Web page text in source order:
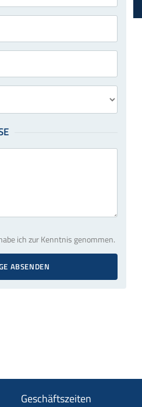
ich zur Kenntnis genommen.
ABSENDEN
Geschäftszeiten